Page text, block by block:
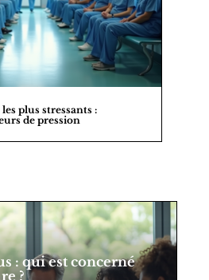
plus stressants :
de pression
: qui est concerné
?